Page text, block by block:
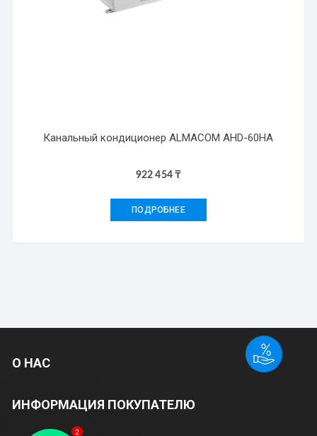
Канальный кондиционер ALMACOM AHD-60HA
922 454₸
ПОДРОБНЕЕ
О НАС
ИНФОРМАЦИЯ ПОКУПАТЕЛЮ
2